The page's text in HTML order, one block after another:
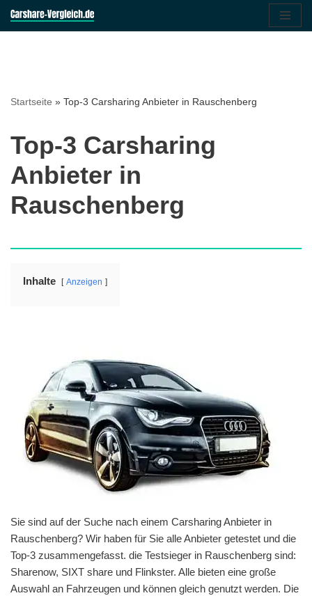
Startseite » Top-3 Carsharing Anbieter in Rauschenberg
Top-3 Carsharing
Anbieter in
Rauschenberg
Inhalte Anzeigen
Sie sind auf der Suche nach einem Carsharing Anbieter in
Rauschenberg? Wir haben für Sie alle Anbieter getestet und die
Top-3 zusammengefasst. die Testsieger in Rauschenberg sind:
Sharenow, SIXT share und Flinkster. Alle bieten eine große
Auswahl an Fahrzeugen und können gleich genutzt werden. Die